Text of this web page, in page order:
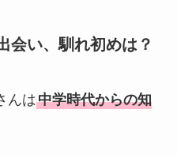
元嫁との離婚理由や
！息子や夫妻の最新
会い、馴れ初めは？
んは中学時代からの知